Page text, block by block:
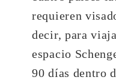
requieren
decir, para
espacio
90 días dentro